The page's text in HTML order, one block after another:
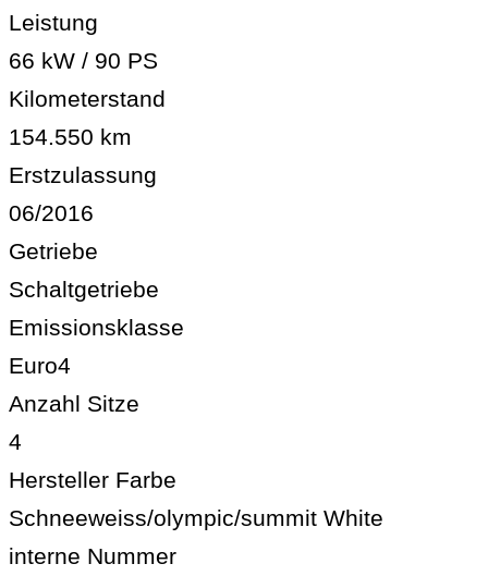
Leistung
66 kW / 90 PS
Kilometerstand
154.550 km
Erstzulassung
06/2016
Getriebe
Schaltgetriebe
Emissionsklasse
Euro4
Anzahl Sitze
4
Hersteller Farbe
Schneeweiss/olympic/summit White
interne Nummer